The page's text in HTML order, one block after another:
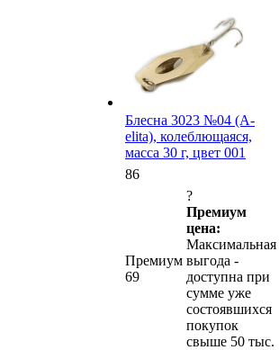
Блесна 3023 №04 (А-
elita), колеблющаяся,
масса 30 г, цвет 001
86
Премиум
69
?
Премиум
цена:
Максимальная
выгода -
доступна при
сумме уже
состоявшихся
покупок
свыше 50 тыс.